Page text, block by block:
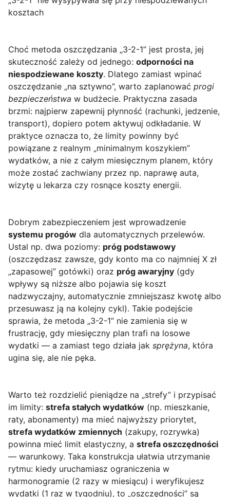
kosztach
Choć metoda oszczędzania „3-2-1” jest prosta, jej
skuteczność zależy od jednego: odporności na
niespodziewane koszty. Dlatego zamiast wpinać
oszczędzanie „na sztywno”, warto zaplanować progi
bezpieczeństwa w budżecie. Praktyczna zasada
brzmi: najpierw zapewnij płynność (rachunki, jedzenie,
transport), dopiero potem aktywuj odkładanie. W
praktyce oznacza to, że limity powinny być
powiązane z realnym „minimalnym koszykiem”
wydatków, a nie z całym miesięcznym planem, który
może zostać zachwiany przez np. naprawę auta,
wizytę u lekarza czy rosnące koszty energii.
Dobrym zabezpieczeniem jest wprowadzenie
systemu progów dla automatycznych przelewów.
Ustal np. dwa poziomy: próg podstawowy
(oszczędzasz zawsze, gdy konto ma co najmniej X zł
„zapasowej” gotówki) oraz próg awaryjny (gdy
wpływy są niższe albo pojawia się koszt
nadzwyczajny, automatycznie zmniejszasz kwotę albo
przesuwasz ją na kolejny cykl). Takie podejście
sprawia, że metoda „3-2-1” nie zamienia się w
frustrację, gdy miesięczny plan trafi na losowe
wydatki — a zamiast tego działa jak sprężyna, która
ugina się, ale nie pęka.
Warto też rozdzielić pieniądze na „strefy” i przypisać
im limity: strefa stałych wydatków (np. mieszkanie,
raty, abonamenty) ma mieć najwyższy priorytet,
strefa wydatków zmiennych (zakupy, rozrywka)
powinna mieć limit elastyczny, a strefa oszczędności
— warunkowy. Taka konstrukcja ułatwia utrzymanie
rytmu: kiedy uruchamiasz ograniczenia w
harmonogramie (2 razy w miesiącu) i weryfikujesz
wydatki (1 raz w tygodniu), to „oszczędności” są